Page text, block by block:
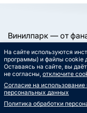
Винилпарк — от
и для фанатов
Работаем с 2019
info@vinylpark.ru
8 800 301-64-48
Звонок бесплатный
ВК Телеграм
На сайте используются
программы) и файлы cookie
Оставаясь на сайте, вы
не согласны, отключите
Согласие на
персональных данных
Политика обработки